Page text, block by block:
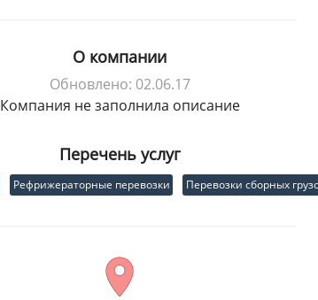
О компании
Обновлено: 02.06.17
Компания не заполнила описание
Перечень услуг
Рефрижераторные перевозки Перевозки сборных